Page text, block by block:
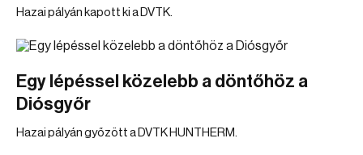
Hazai pályán kapott ki a DVTK.
Egy lépéssel közelebb a döntőhöz a
Diósgyőr
Hazai pályán győzött a DVTK HUNTHERM.